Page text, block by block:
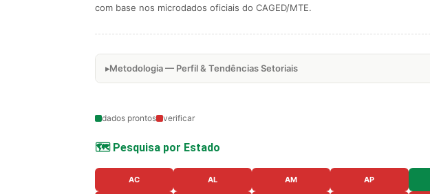
com base nos microdados oficiais do CAGED/MTE.
Metodologia — Perfil & Tendências Setoriais
dados prontos verificar
🗺️ Pesquisa por Estado
AC AL AM AP